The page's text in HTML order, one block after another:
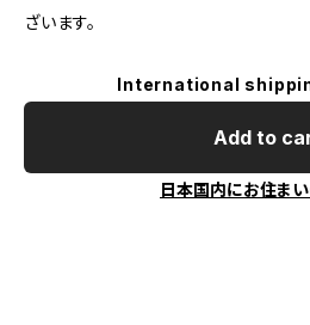
ざいます。
International
Add to
日本国内にお住ま